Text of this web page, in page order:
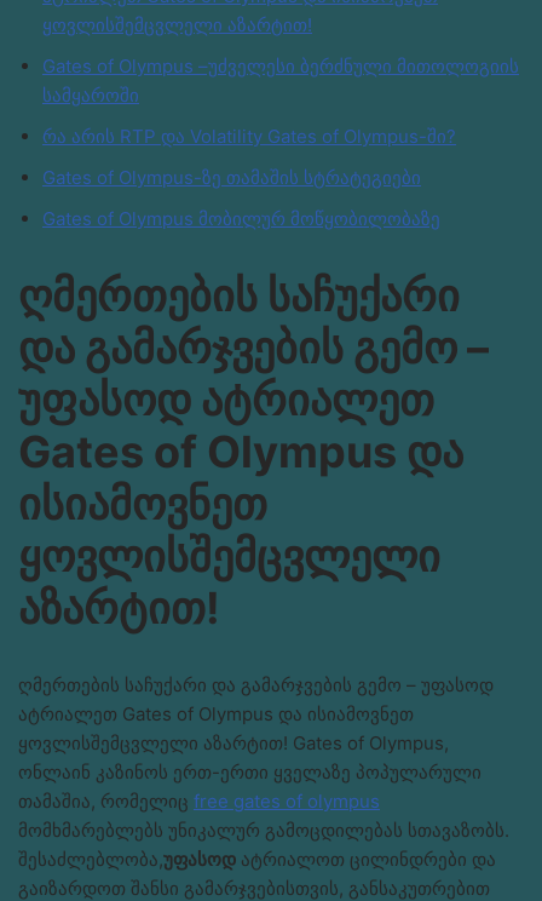
ყოვლისშემცვლელი აზარტით!
Gates of Olympus –უძველესი ბერძნული მითოლოგიის
სამყაროში
რა არის RTP და Volatility Gates of Olympus-ში?
Gates of Olympus-ზე თამაშის სტრატეგიები
Gates of Olympus მობილურ მოწყობილობაზე
ღმერთების საჩუქარი
და გამარჯვების გემო –
უფასოდ ატრიალეთ
Gates of Olympus და
ისიამოვნეთ
ყოვლისშემცვლელი
აზარტით!
ღმერთების საჩუქარი და გამარჯვების გემო – უფასოდ
ატრიალეთ Gates of Olympus და ისიამოვნეთ
ყოვლისშემცვლელი აზარტით! Gates of Olympus,
ონლაინ კაზინოს ერთ-ერთი ყველაზე პოპულარული
თამაშია, რომელიც free gates of olympus
მომხმარებლებს უნიკალურ გამოცდილებას სთავაზობს.
შესაძლებლობა,უფასოდ ატრიალოთ ცილინდრები და
გაიზარდოთ შანსი გამარჯვებისთვის, განსაკუთრებით